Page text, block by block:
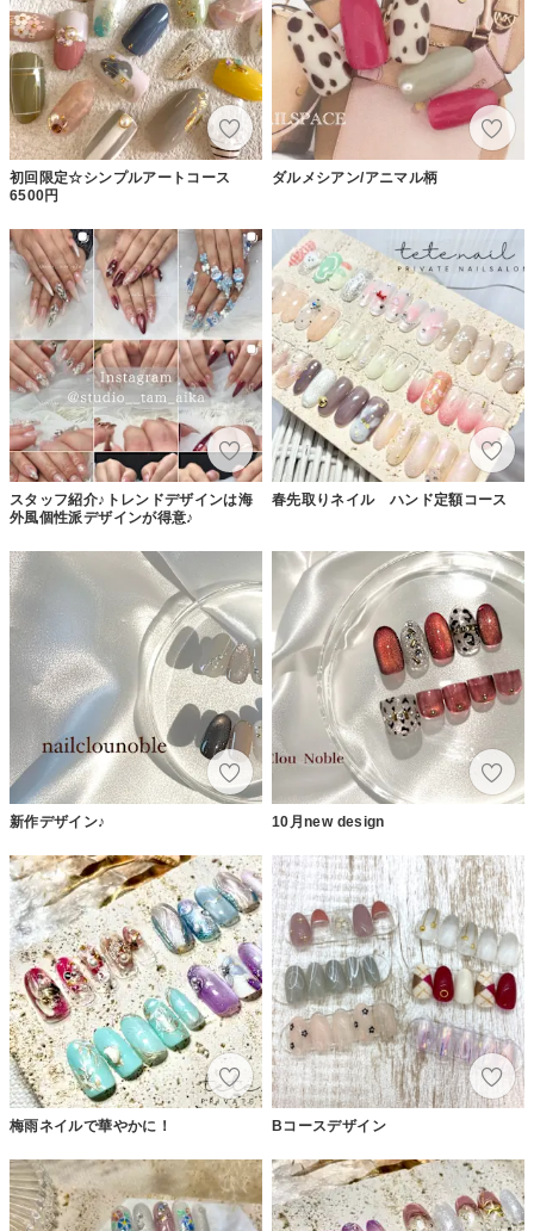
初回限定☆シンプルアートコース
6500円
ダルメシアン/アニマル柄
スタッフ紹介♪トレンドデザインは海
外風個性派デザインが得意♪
春先取りネイル ハンド定額コース
新作デザイン♪ 10月new design
梅雨ネイルで華やかに！ Bコースデザイン